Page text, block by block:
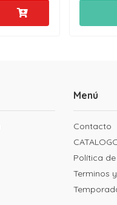
Menú
Contacto
Política
Terminos